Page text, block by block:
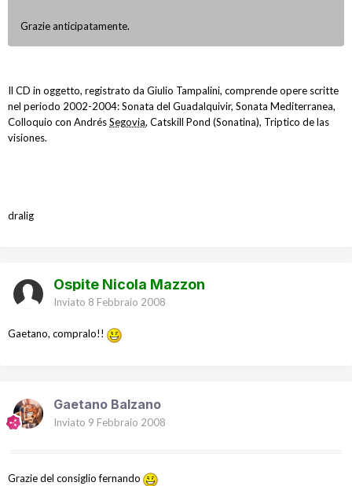
Grazie anticipatamente.
Il CD in oggetto, registrato da Giulio Tampalini, comprende opere scritte
nel periodo 2002-2004: Sonata del Guadalquivir, Sonata Mediterranea,
Colloquio con AndrésSegovia, Catskill Pond (Sonatina), Triptico de las
visiones.
dralig
Ospite Nicola Mazzon
Inviato 8 Febbraio 2008
Gaetano, compralo!!
Gaetano Balzano
Inviato 9 Febbraio 2008
Grazie del consiglio fernando